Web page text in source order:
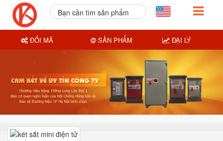
Bạn cần tìm sản phẩm
ĐỔI MÃ SẢN PHẨM ĐẠI LÝ